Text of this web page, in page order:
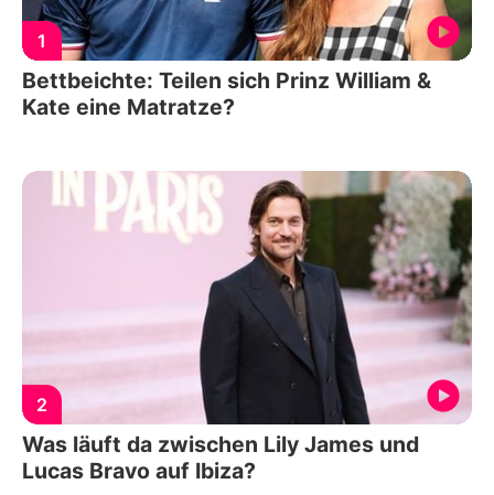
1
Bettbeichte: Teilen sich Prinz William &
Kate eine Matratze?
2
Was läuft da zwischen Lily James und
Lucas Bravo auf Ibiza?